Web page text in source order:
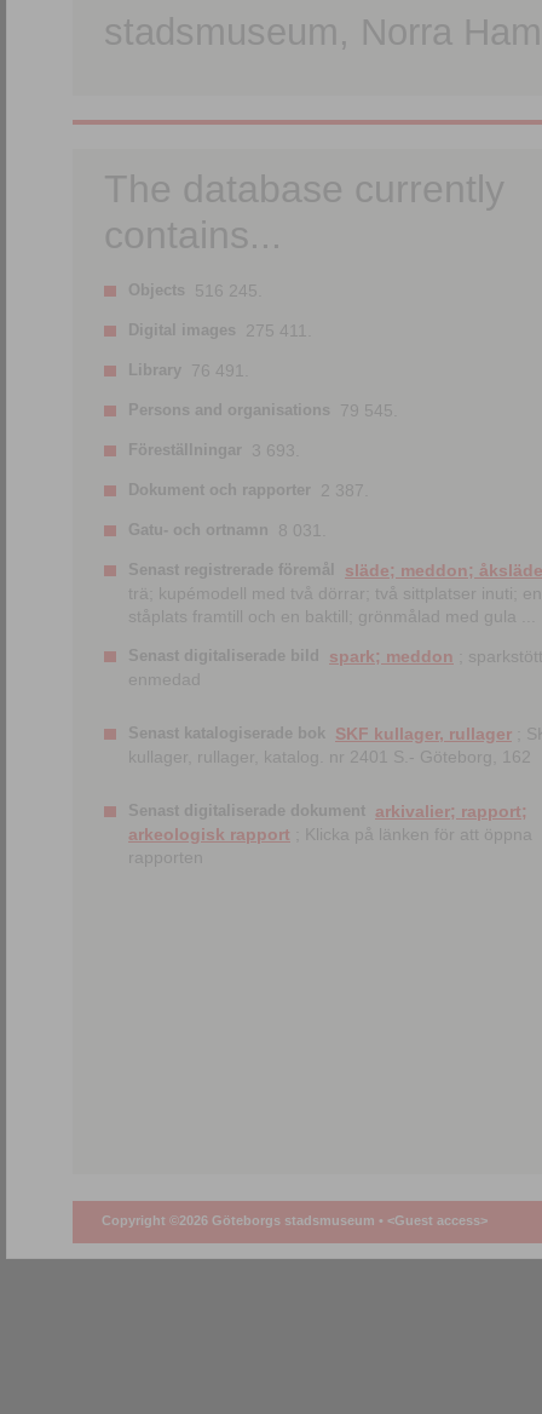
stadsmuseum, Norra
The database currently
contains...
Objects 516 245.
Digital images 275 411.
Library 76 491.
Persons and organisations 79 545.
Föreställningar 3 693.
Dokument och rapporter 2 387.
Gatu- och ortnamn 8 031.
Senast registrerade föremål
släde; meddon; åksläde
trä; kupémodell med två dörrar; två sittplatser inuti; en
ståplats framtill och en baktill; grönmålad med gula ...
Senast digitaliserade bild spark; meddon ;
enmedad
Senast katalogiserade bok SKF kullager, rullager ;
kullager, rullager, katalog. nr 2401 S.- Göteborg, 162
Senast digitaliserade dokument arkivalier; rapport;
arkeologisk rapport ; Klicka på länken för att öppna
rapporten
Copyright ©2026 Göteborgs stadsmuseum • <Guest access>